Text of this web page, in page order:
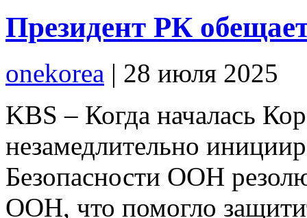
Президент РК
onekorea | 28 июля 2025
KBS – Когда началась
незамедлительно
Безопасности ООН
ООН, что помогло